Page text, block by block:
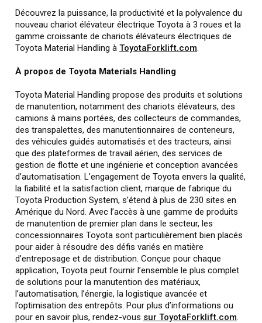
Découvrez la puissance, la productivité et la polyvalence du
nouveau chariot élévateur électrique Toyota à 3 roues et la
gamme croissante de chariots élévateurs électriques de
Toyota Material Handling à ToyotaForklift.com.
À propos de Toyota Materials Handling
Toyota Material Handling propose des produits et solutions
de manutention, notamment des chariots élévateurs, des
camions à mains portées, des collecteurs de commandes,
des transpalettes, des manutentionnaires de conteneurs,
des véhicules guidés automatisés et des tracteurs, ainsi
que des plateformes de travail aérien, des services de
gestion de flotte et une ingénierie et conception avancées
d’automatisation. L’engagement de Toyota envers la qualité,
la fiabilité et la satisfaction client, marque de fabrique du
Toyota Production System, s’étend à plus de 230 sites en
Amérique du Nord. Avec l’accès à une gamme de produits
de manutention de premier plan dans le secteur, les
concessionnaires Toyota sont particulièrement bien placés
pour aider à résoudre des défis variés en matière
d’entreposage et de distribution. Conçue pour chaque
application, Toyota peut fournir l’ensemble le plus complet
de solutions pour la manutention des matériaux,
l’automatisation, l’énergie, la logistique avancée et
l’optimisation des entrepôts. Pour plus d’informations ou
pour en savoir plus, rendez-vous sur ToyotaForklift.com.